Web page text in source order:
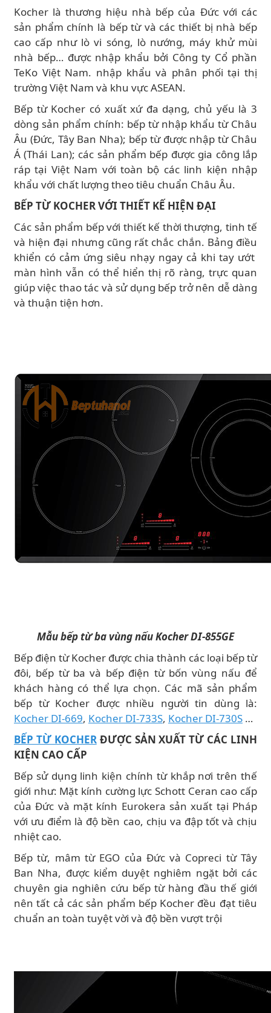
Kocher là thương hiệu nhà bếp của Đức với các
sản phẩm chính là bếp từ và các thiết bị nhà bếp
cao cấp như lò vi sóng, lò nướng, máy khử mùi
nhà bếp… được nhập khẩu bởi Công ty Cổ phần
TeKo Việt Nam. nhập khẩu và phân phối tại thị
trường Việt Nam và khu vực ASEAN.
Bếp từ Kocher có xuất xứ đa dạng, chủ yếu là 3
dòng sản phẩm chính: bếp từ nhập khẩu từ Châu
Âu (Đức, Tây Ban Nha); bếp từ được nhập từ Châu
Á (Thái Lan); các sản phẩm bếp được gia công lắp
ráp tại Việt Nam với toàn bộ các linh kiện nhập
khẩu với chất lượng theo tiêu chuẩn Châu Âu.
BẾP TỪ KOCHER VỚI THIẾT KẾ HIỆN ĐẠI
Các sản phẩm bếp với thiết kế thời thượng, tinh tế
và hiện đại nhưng cũng rất chắc chắn. Bảng điều
khiển có cảm ứng siêu nhạy ngay cả khi tay ướt
màn hình vẫn có thể hiển thị rõ ràng, trực quan
giúp việc thao tác và sử dụng bếp trở nên dễ dàng
và thuận tiện hơn.
Mẫu bếp từ ba vùng nấu Kocher DI-855GE
Bếp điện từ Kocher được chia thành các loại bếp từ
đôi, bếp từ ba và bếp điện từ bốn vùng nấu để
khách hàng có thể lựa chọn. Các mã sản phẩm
bếp từ Kocher được nhiều người tin dùng là:
Kocher DI-669, Kocher DI-733S, Kocher DI-730S …
BẾP TỪ KOCHERĐƯỢC SẢN XUẤT TỪ CÁC LINH
KIỆN CAO CẤP
Bếp sử dụng linh kiện chính từ khắp nơi trên thế
giới như: Mặt kính cường lực Schott Ceran cao cấp
của Đức và mặt kính Eurokera sản xuất tại Pháp
với ưu điểm là độ bền cao, chịu va đập tốt và chịu
nhiệt cao.
Bếp từ, mâm từ EGO của Đức và Copreci từ Tây
Ban Nha, được kiểm duyệt nghiêm ngặt bởi các
chuyên gia nghiên cứu bếp từ hàng đầu thế giới
nên tất cả các sản phẩm bếp Kocher đều đạt tiêu
chuẩn an toàn tuyệt vời và độ bền vượt trội